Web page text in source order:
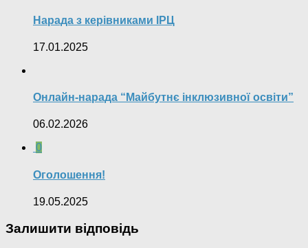
Нарада з керівниками ІРЦ
17.01.2025
Онлайн-нарада “Майбутнє інклюзивної освіти”
06.02.2026
0
Оголошення!
19.05.2025
Залишити відповідь